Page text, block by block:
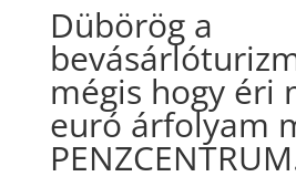
Dübörög a
mégis hogy éri
euró árfolyam